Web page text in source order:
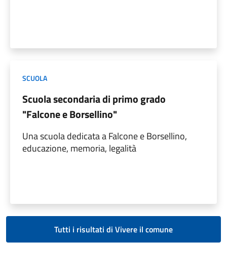
SCUOLA
Scuola secondaria di primo grado
"Falcone e Borsellino"
Una scuola dedicata a Falcone e Borsellino,
educazione, memoria, legalità
Tutti i risultati di Vivere il comune